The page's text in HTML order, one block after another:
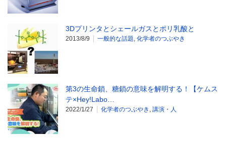
3Dプリンタとシェールガスとポリ乳酸と
2013/8/9 一般的な話題, 化学者のつぶやき
第3の生命鎖、糖鎖の意味を解明する！【ケムス
テ×Hey!Labo…
2022/1/27 化学者のつぶやき , 講演・人